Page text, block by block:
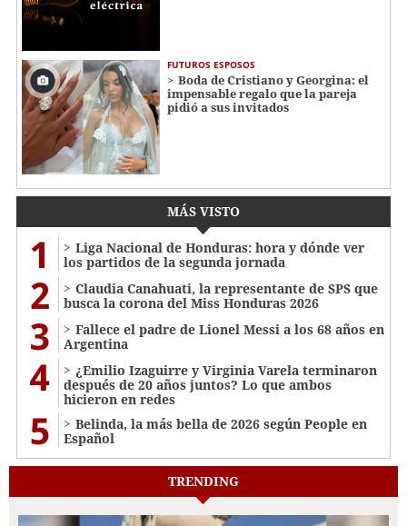
FUTUROS ESPOSOS
Boda de Cristiano y Georgina: el
impensable regalo que la pareja
pidió a sus invitados
MÁS VISTO
1
Liga Nacional de Honduras: hora y dónde ver
los partidos de la segunda jornada
2
Claudia Canahuati, la representante de SPS que
busca la corona del Miss Honduras 2026
3
Fallece el padre de Lionel Messi a los 68 años en
Argentina
4
¿Emilio Izaguirre y Virginia Varela terminaron
después de 20 años juntos? Lo que ambos
hicieron en redes
5
Belinda, la más bella de 2026 según People en
Español
TRENDING